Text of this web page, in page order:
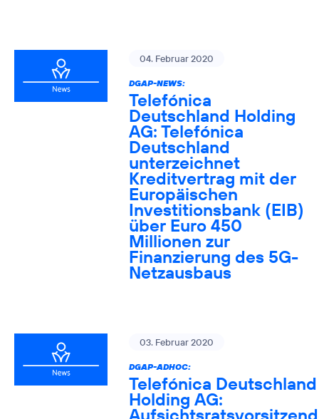
04. Februar 2020
DGAP-NEWS:
Telefónica
Deutschland Holding
AG: Telefónica
Deutschland
unterzeichnet
Kreditvertrag mit der
Europäischen
Investitionsbank (EIB)
über Euro 450
Millionen zur
Finanzierung des 5G-
Netzausbaus
03. Februar 2020
DGAP-ADHOC:
Telefónica Deutschland
Holding AG: